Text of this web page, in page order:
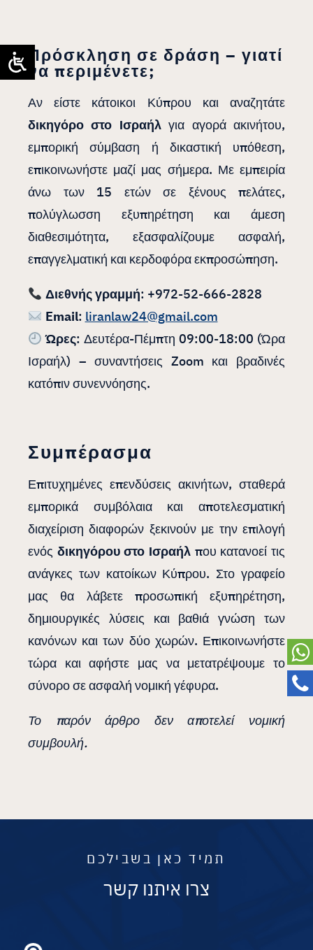
Πρόσκληση σε δράση – γιατί
να περιμένετε;
Αν είστε κάτοικοι Κύπρου και αναζητάτε
δικηγόρο στο Ισραήλγια αγορά ακινήτου,
εμπορική σύμβαση ή δικαστική υπόθεση,
επικοινωνήστε μαζί μας σήμερα. Με εμπειρία
άνω των 15 ετών σε ξένους πελάτες,
πολύγλωσση εξυπηρέτηση και άμεση
διαθεσιμότητα, εξασφαλίζουμε ασφαλή,
επαγγελματική και κερδοφόρα εκπροσώπηση.
Διεθνής γραμμή: +972-52-666-2828
Email: liranlaw24@gmail.com
Ώρες: Δευτέρα-Πέμπτη 09:00-18:00 (Ώρα
Ισραήλ) – συναντήσεις Zoom και βραδινές
κατόπιν συνεννόησης.
Συμπέρασμα
Επιτυχημένες επενδύσεις ακινήτων, σταθερά
εμπορικά συμβόλαια και αποτελεσματική
διαχείριση διαφορών ξεκινούν με την επιλογή
ενός δικηγόρου στο Ισραήλ που κατανοεί τις
ανάγκες των κατοίκων Κύπρου. Στο γραφείο
μας θα λάβετε προσωπική εξυπηρέτηση,
δημιουργικές λύσεις και βαθιά γνώση των
κανόνων και των δύο χωρών. Επικοινωνήστε
τώρα και αφήστε μας να μετατρέψουμε το
σύνορο σε ασφαλή νομική γέφυρα.
Το παρόν άρθρο δεν αποτελεί νομική
συμβουλή.
תמיד כאן בשבילכם
צרו איתנו קשר